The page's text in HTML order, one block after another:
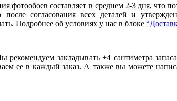
составляет в среднем 2-3 дня, что
после согласования всех деталей и
Подробнее об условиях у нас в блоке
закладывать +4 сантиметра
ее в каждый заказ. А также вы можете